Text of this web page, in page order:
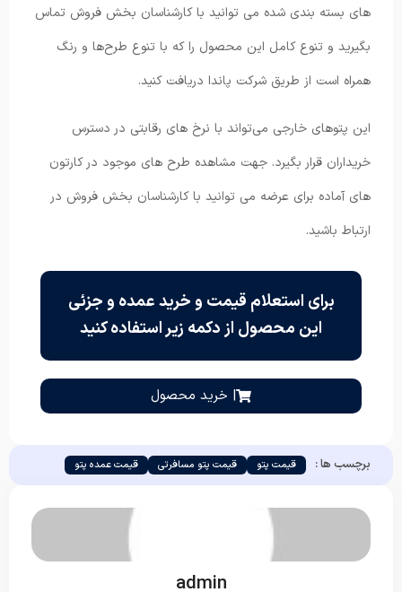
های بسته بندی شده می توانید با کارشناسان بخش فروش تماس
بگیرید و تنوع کامل این محصول را که با تنوع طرح‌ها و رنگ
همراه است از طریق شرکت پاندا دریافت کنید.
این پتوهای خارجی می‌تواند با نرخ‌ های رقابتی در دسترس
خریداران قرار بگیرد. جهت مشاهده طرح ‌های موجود در کارتون
های آماده برای عرضه می توانید با کارشناسان بخش فروش در
ارتباط باشید.
برای استعلام قیمت و خرید عمده و جزئی
این محصول از دکمه زیر استفاده کنید
| خرید محصول
برچسب ها : قیمت پتو قیمت پتو مسافرتی قیمت عمده پتو
admin